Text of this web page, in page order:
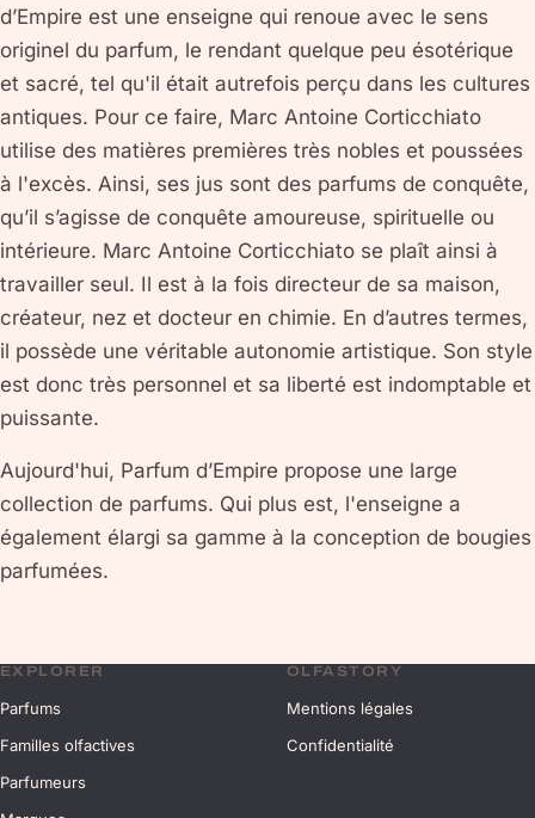
d’Empire est une enseigne qui renoue avec le sens
originel du parfum, le rendant quelque peu ésotérique
et sacré, tel qu'il était autrefois perçu dans les cultures
antiques. Pour ce faire, Marc Antoine Corticchiato
utilise des matières premières très nobles et poussées
à l'excès. Ainsi, ses jus sont des parfums de conquête,
qu’il s’agisse de conquête amoureuse, spirituelle ou
intérieure. Marc Antoine Corticchiato se plaît ainsi à
travailler seul. Il est à la fois directeur de sa maison,
créateur, nez et docteur en chimie. En d’autres termes,
il possède une véritable autonomie artistique. Son style
est donc très personnel et sa liberté est indomptable et
puissante.
Aujourd'hui, Parfum d’Empire propose une large
collection de parfums. Qui plus est, l'enseigne a
également élargi sa gamme à la conception de bougies
parfumées.
EXPLORER
Parfums
Familles olfactives
Parfumeurs
OLFASTORY
Mentions légales
Confidentialité